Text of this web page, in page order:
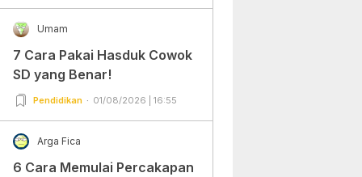
Umam
7 Cara Pakai Hasduk Cowok
SD yang Benar!
Pendidikan 01/08/2026 | 16:55
Arga Fica
6 Cara Memulai Percakapan